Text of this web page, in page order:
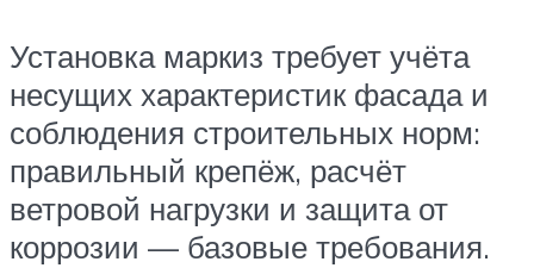
Установка маркиз требует учёта
несущих характеристик фасада и
соблюдения строительных норм:
правильный крепёж, расчёт
ветровой нагрузки и защита от
коррозии — базовые требования.